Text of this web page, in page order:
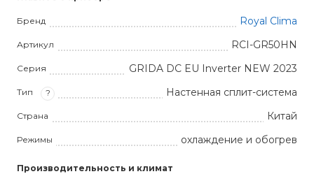
Бренд Royal Clima
Артикул RCI-GR50HN
Серия GRIDA DC EU Inverter NEW 2023
Тип ? Настенная сплит-система
Страна Китай
Режимы охлаждение и обогрев
Производительность и климат